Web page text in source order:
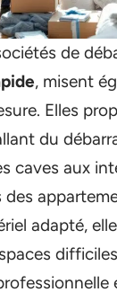
de
, misent
Elles
du
caves aux
adapté,